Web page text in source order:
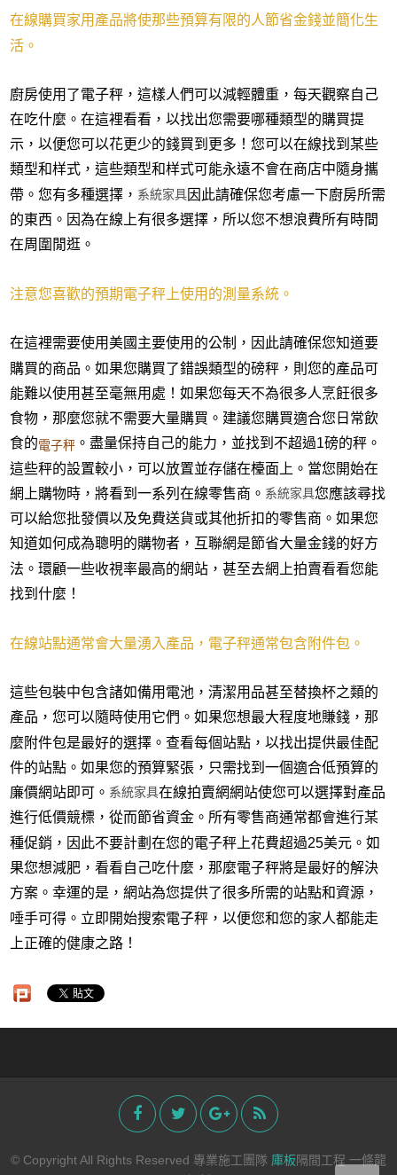
在線購買家用產品將使那些預算有限的人節省金錢並簡化生
活。
廚房使用了電子秤，這樣人們可以減輕體重，每天觀察自己
在吃什麼。在這裡看看，以找出您需要哪種類型的購買提
示，以便您可以花更少的錢買到更多！您可以在線找到某些
類型和样式，這些類型和样式可能永遠不會在商店中隨身攜
帶。您有多種選擇， 系統家具因此請確保您考慮一下廚房所需
的東西。因為在線上有很多選擇，所以您不想浪費所有時間
在周圍閒逛。
注意您喜歡的預期電子秤上使用的測量系統。
在這裡需要使用美國主要使用的公制，因此請確保您知道要
購買的商品。如果您購買了錯誤類型的磅秤，則您的產品可
能難以使用甚至毫無用處！如果您每天不為很多人烹飪很多
食物，那麼您就不需要大量購買。建議您購買適合您日常飲
食的電子秤 。盡量保持自己的能力，並找到不超過1磅的秤。
這些秤的設置較小，可以放置並存儲在檯面上。當您開始在
網上購物時，將看到一系列在線零售商。 系統家具您應該尋找
可以給您批發價以及免費送貨或其他折扣的零售商。如果您
知道如何成為聰明的購物者，互聯網是節省大量金錢的好方
法。環顧一些收視率最高的網站，甚至去網上拍賣看看您能
找到什麼！
在線站點通常會大量湧入產品，電子秤通常包含附件包。
這些包裝中包含諸如備用電池，清潔用品甚至替換杯之類的
產品，您可以隨時使用它們。如果您想最大程度地賺錢，那
麼附件包是最好的選擇。查看每個站點，以找出提供最佳配
件的站點。如果您的預算緊張，只需找到一個適合低預算的
廉價網站即可。 系統家具在線拍賣網網站使您可以選擇對產品
進行低價競標，從而節省資金。所有零售商通常都會進行某
種促銷，因此不要計劃在您的電子秤上花費超過25美元。如
果您想減肥，看看自己吃什麼，那麼電子秤將是最好的解決
方案。幸運的是，網站為您提供了很多所需的站點和資源，
唾手可得。立即開始搜索電子秤，以便您和您的家人都能走
上正確的健康之路！
© Copyright All Rights Reserved 專業施工團隊 庫板隔間工程 一條龍